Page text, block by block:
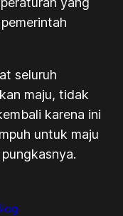
seluruh
maju, tidak
karena ini
untuk maju